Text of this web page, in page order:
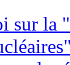
sur la